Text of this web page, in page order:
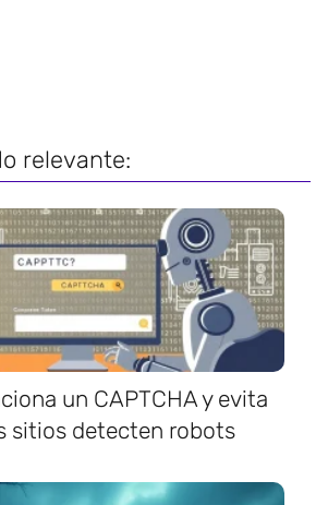
relevante:
un CAPTCHA y evita
sitios detecten robots